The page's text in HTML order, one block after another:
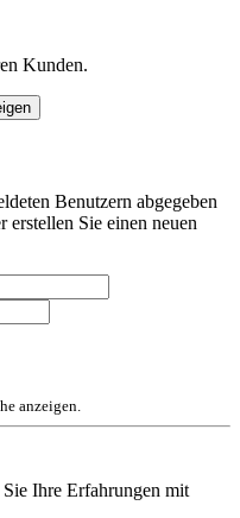
Kunden.
Benutzern abgegeben
anzeigen.
Ihre Erfahrungen mit